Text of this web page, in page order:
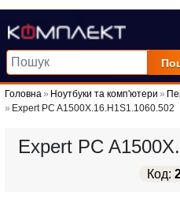
Головна Ноутбуки та комп'ютери
Expert PC A1500X.16.H1S1.1060.502
Expert PC
Код: